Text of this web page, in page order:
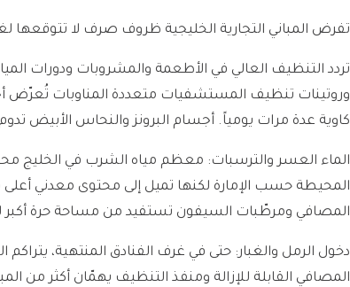
تفرض المباني التجارية الخليجية ظروف صرف لا تتوقعها
وروتينات تنظيف المستشفيات متعددة المناوبات
كاوية عدة مرات يومياً. أجسام البرونز والنحاس الأبيض
الماء العسر والترسبات: معظم مياه الشرب في الخليج
المحيطة حسب الإمارة لكنها تميل إلى محتوى معدني أعلى
المصافي ومرطّبات السيفون تستفيد من مساحة حرة أكبر
دخول الرمل والغبار: حتى في غرف الفنادق المنتهية،
المصافي القابلة للإزالة ومنفذ التنظيف يهمّان أكثر من